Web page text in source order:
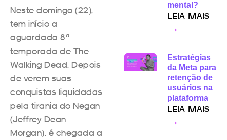
Neste domingo (22),
tem início a
aguardada 8ª
temporada de The
Walking Dead. Depois
de verem suas
conquistas liquidadas
pela tirania do Negan
(Jeffrey Dean
Morgan), é chegada a
mental?
LEIA MAIS
→
Estratégias
da Meta para
retenção de
usuários na
plataforma
LEIA MAIS
→